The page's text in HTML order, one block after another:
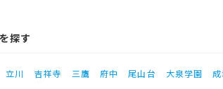
探す
立川 吉祥寺 三鷹 府中 尾山台 大泉学園